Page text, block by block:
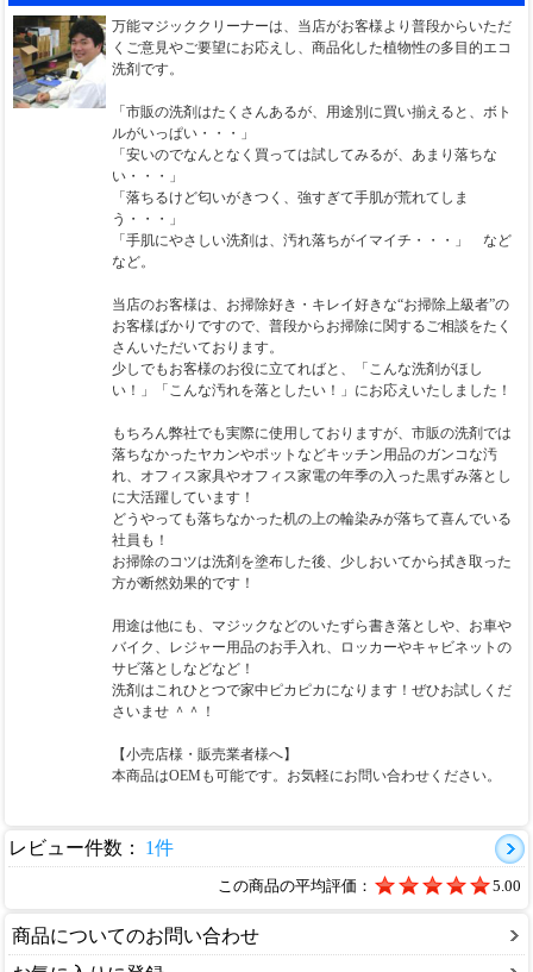
万能マジッククリーナーは、当店がお客様より普段からいただ
くご意見やご要望にお応えし、商品化した植物性の多目的エコ
洗剤です。
「市販の洗剤はたくさんあるが、用途別に買い揃えると、ボト
ルがいっぱい・・・」
「安いのでなんとなく買っては試してみるが、あまり落ちな
い・・・」
「落ちるけど匂いがきつく、強すぎて手肌が荒れてしま
う・・・」
「手肌にやさしい洗剤は、汚れ落ちがイマイチ・・・」 など
など。
当店のお客様は、お掃除好き・キレイ好きな“お掃除上級者”の
お客様ばかりですので、普段からお掃除に関するご相談をたく
さんいただいております。
少しでもお客様のお役に立てればと、「こんな洗剤がほし
い！」「こんな汚れを落としたい！」にお応えいたしました！
もちろん弊社でも実際に使用しておりますが、市販の洗剤では
落ちなかったヤカンやポットなどキッチン用品のガンコな汚
れ、オフィス家具やオフィス家電の年季の入った黒ずみ落とし
に大活躍しています！
どうやっても落ちなかった机の上の輪染みが落ちて喜んでいる
社員も！
お掃除のコツは洗剤を塗布した後、少しおいてから拭き取った
方が断然効果的です！
用途は他にも、マジックなどのいたずら書き落としや、お車や
バイク、レジャー用品のお手入れ、ロッカーやキャビネットの
サビ落としなどなど！
洗剤はこれひとつで家中ピカピカになります！ぜひお試しくだ
さいませ ＾＾！
【小売店様・販売業者様へ】
本商品はOEMも可能です。お気軽にお問い合わせください。
レビュー件数： 1件
この商品の平均評価： 5.00
商品についてのお問い合わせ